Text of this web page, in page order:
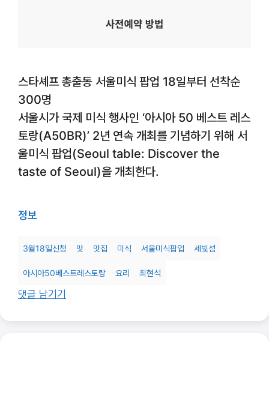
스타셰프 총출동 서울미식 팝업 18일부터 선착순
300명
서울시가 국제 미식 행사인 ‘아시아 50 베스트 레스
토랑(A50BR)’ 2년 연속 개최를 기념하기 위해 서
울미식 팝업(Seoul table: Discover the
taste of Seoul)을 개최한다.
정보
3월18일신청 맛 맛집 미식 서울미식팝업 세빛섬
아시아50베스트레스토랑 요리 최현석
댓글 남기기